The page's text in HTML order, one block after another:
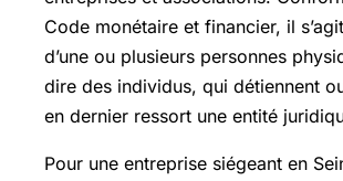
Code monétaire et financier, il
d’une ou plusieurs personnes
dire des individus, qui détiennent
en dernier ressort une entité
Pour une entreprise siégeant en